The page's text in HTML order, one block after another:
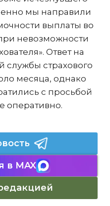
мы направили
выплаты во
невозможности
Ответ на
службы страхового
месяца, однако
с просьбой
оперативно.
в MAX